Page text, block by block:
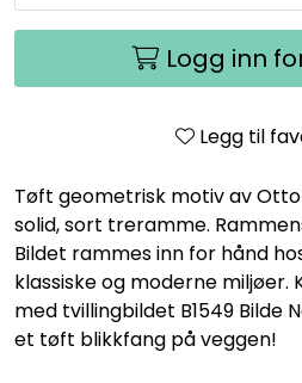
Logg inn
Legg til
Tøft geometrisk motiv av
solid, sort treramme.
Bildet rammes inn for hånd
klassiske og moderne miljøer.
med tvillingbildet B1549 Bilde
et tøft blikkfang på veggen!